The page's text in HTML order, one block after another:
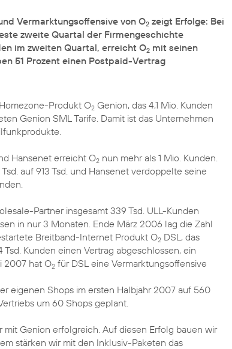
Vermarktungsoffensive von O2 zeigt Erfolge: Bei
zweite Quartal der Firmengeschichte
im zweiten Quartal, erreicht O2 mit seinen
51 Prozent einen Postpaid-Vertrag
Produkt O2 Genion, das 4,1 Mio. Kunden
Genion SML Tarife. Damit ist das Unternehmen
Hansenet erreicht O2 nun mehr als 1 Mio. Kunden.
auf 913 Tsd. und Hansenet verdoppelte seine
Partner insgesamt 339 Tsd. ULL-Kunden
in nur 3 Monaten. Ende März 2006 lag die Zahl
Breitband-Internet Produkt O2 DSL, das
Kunden einen Vertrag abgeschlossen, ein
2007 hat O2 für DSL eine Vermarktungsoffensive
eigenen Shops im ersten Halbjahr 2007 auf 560
um 60 Shops geplant.
Genion erfolgreich. Auf diesen Erfolg bauen wir
stärken wir mit den Inklusiv-Paketen das